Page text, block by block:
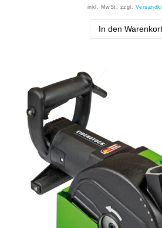
inkl. MwSt. zzgl.
In den